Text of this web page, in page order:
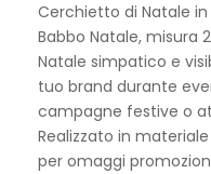
Cerchietto di Natale
Babbo Natale, misura
Natale simpatico e
tuo brand durante
campagne festive o
Realizzato in
per omaggi